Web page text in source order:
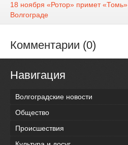
18 ноября «Ротор» примет
Волгограде
Комментарии (0)
Навигация
Волгоградские новости
Общество
Происшествия